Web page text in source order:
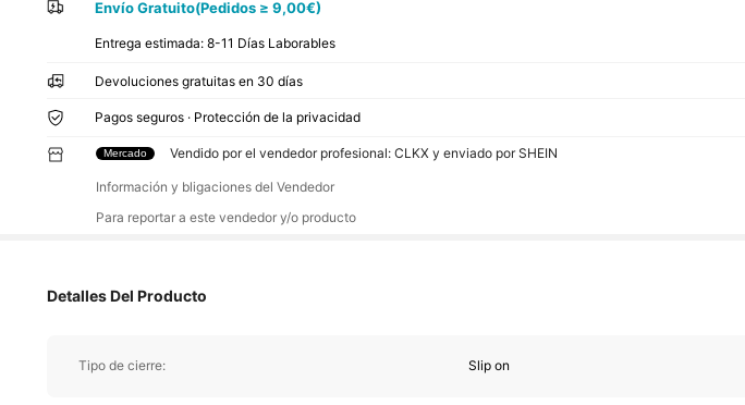
Envío Gratuito(Pedidos ≥ 9,00€)
Entrega estimada:8-11 Días Laborables
Devoluciones gratuitas en 30 días
Pagos seguros · Protección de la privacidad
Mercado Vendido por el vendedor profesional: CLKX y enviado por SHEIN
Información y bligaciones del Vendedor
Para reportar a este vendedor y/o producto
Detalles Del Producto
Tipo de cierre: Slip on